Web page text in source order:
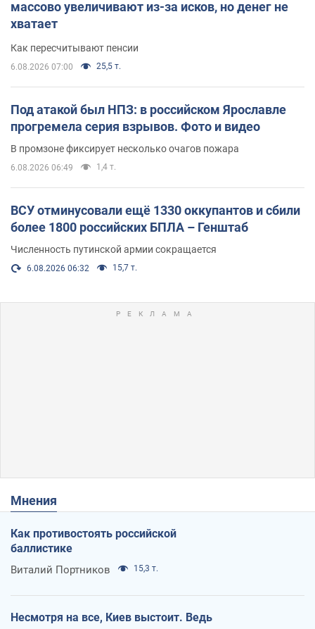
массово увеличивают из-за исков, но денег не
хватает
Как пересчитывают пенсии
6.08.2026 07:00 25,5 т.
Под атакой был НПЗ: в российском Ярославле
прогремела серия взрывов. Фото и видео
В промзоне фиксирует несколько очагов пожара
6.08.2026 06:49 1,4 т.
ВСУ отминусовали ещё 1330 оккупантов и сбили
более 1800 российских БПЛА – Генштаб
Численность путинской армии сокращается
6.08.2026 06:32 15,7 т.
Мнения
Как противостоять российской
баллистике
Виталий Портников 15,3 т.
Несмотря на все, Киев выстоит. Ведь